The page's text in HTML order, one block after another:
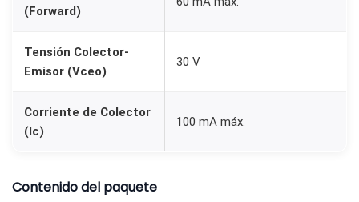
(Forward)
Tensión Colector-
Emisor (Vceo)
30 V
Corriente de Colector
(Ic)
100 mA máx.
Contenido del paquete